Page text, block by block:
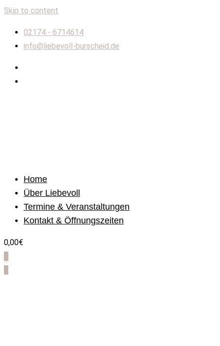
Skip to content
02174 - 6714614
info@liebevoll-burscheid.de
Home
Über Liebevoll
Termine & Veranstaltungen
Kontakt & Öffnungszeiten
0,00€